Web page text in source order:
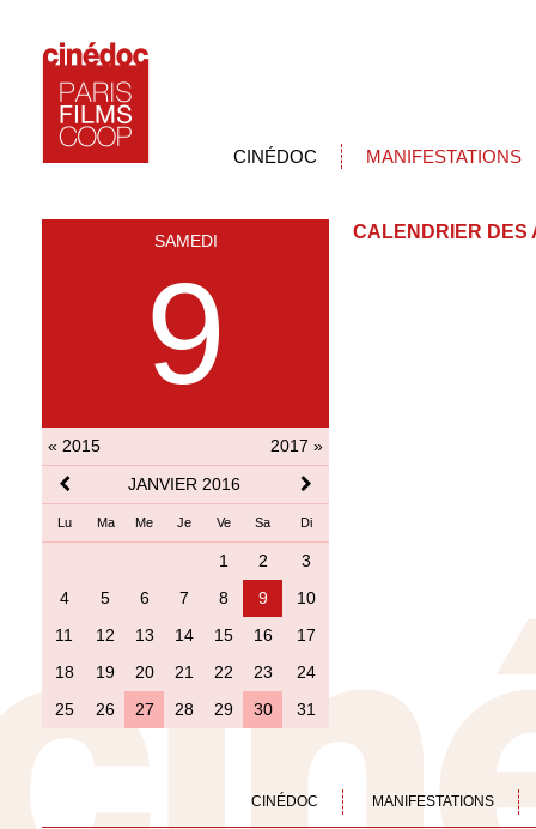
CINÉDOC MANIFESTATIONS
SAMEDI
9
« 2015
2017 »
JANVIER 2016
Lu Ma Me Je Ve Sa Di
1 2
3
4
5 6 7 8 9
10
11
12 13 14 15 16
17
18
19 20 21 22 23
24
25
26 27 28 29 30 31
CALENDRIER DES
CINÉDOC MANIFESTATIONS